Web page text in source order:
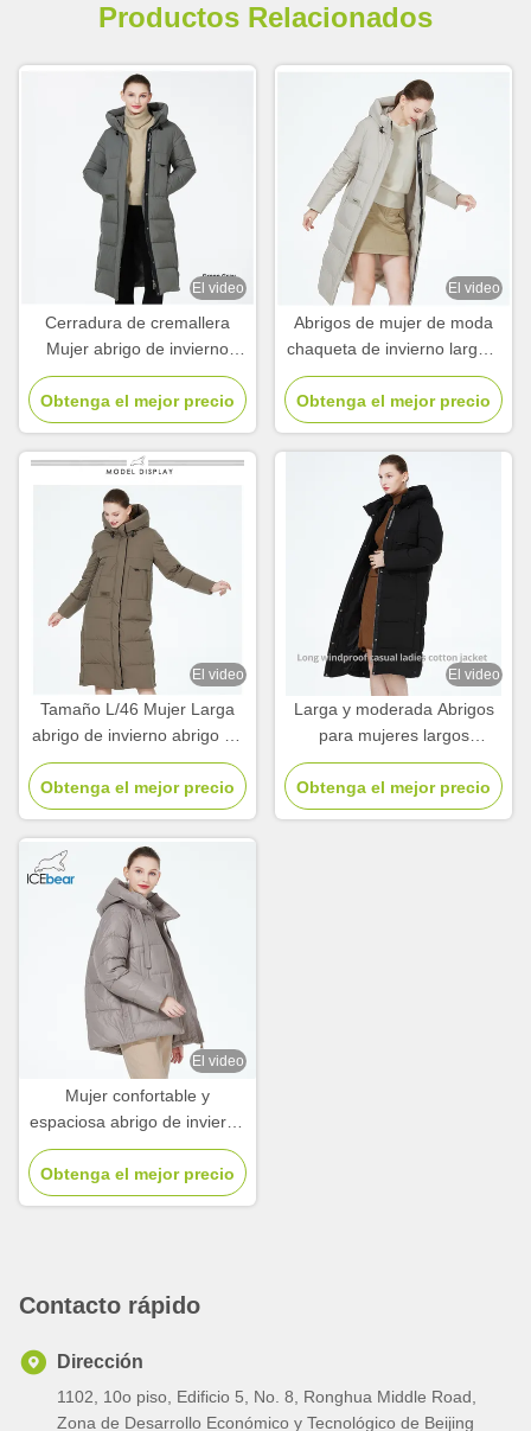
Productos Relacionados
El video
Cerradura de cremallera
Mujer abrigo de invierno
largos chicas chaqueta de
invierno 63 - 66cm longitud
de la manga
Obtenga el mejor precio
El video
Abrigos de mujer de moda
chaqueta de invierno larga y
cálida para los inviernos
fríos
Obtenga el mejor precio
El video
Tamaño L/46 Mujer Larga
abrigo de invierno abrigo de
fondo largo Mujeres 65cm
longitud de la manga
Obtenga el mejor precio
El video
Larga y moderada Abrigos
para mujeres largos
chaquetas cálidas de
invierno tamaño L tamaño
46
Obtenga el mejor precio
El video
Mujer confortable y
espaciosa abrigo de invierno
de mediana edad chaqueta
baja con bolsillos oscuros de
cremallera
Obtenga el mejor precio
Contacto rápido
Dirección
1102, 10o piso, Edificio 5, No. 8, Ronghua Middle Road,
Zona de Desarrollo Económico y Tecnológico de Beijing